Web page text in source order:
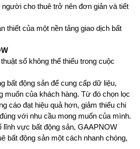
cho thuê trở nên đơn giản và tiết
thiết của một nền tảng giao dịch bất
số không thể thiếu trong cuộc
bất động sản để cung cấp dữ liệu,
của khách hàng. Từ đó chọn lọc
cáo đạt hiệu quả hơn, giảm thiểu chi
với nhu cầu mong muốn của mình.
lĩnh vực bất động sản, GAAPNOW
bất động sản một cách nhanh chóng,